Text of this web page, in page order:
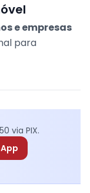
e empresas
para
via PIX.